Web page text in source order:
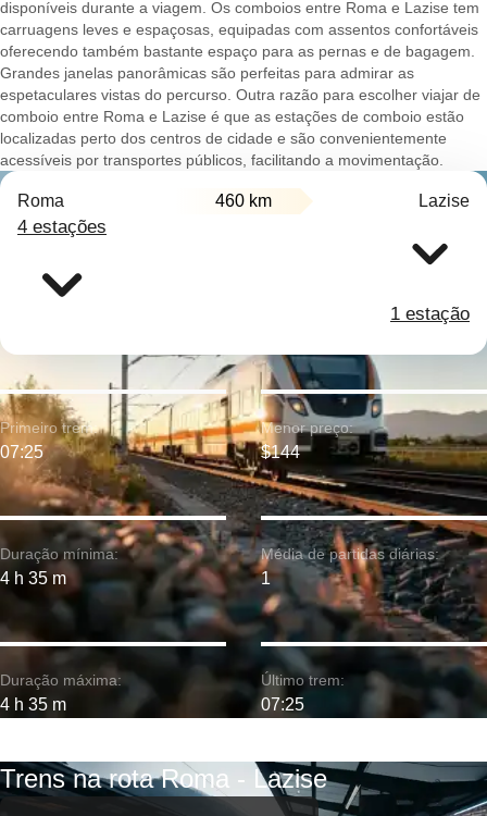
disponíveis durante a viagem. Os comboios entre Roma e Lazise tem
carruagens leves e espaçosas, equipadas com assentos confortáveis
oferecendo também bastante espaço para as pernas e de bagagem.
Grandes janelas panorâmicas são perfeitas para admirar as
espetaculares vistas do percurso. Outra razão para escolher viajar de
comboio entre Roma e Lazise é que as estações de comboio estão
localizadas perto dos centros de cidade e são convenientemente
acessíveis por transportes públicos, facilitando a movimentação.
Roma 460 km Lazise
4 estações
1 estação
Duração mínima:
4 h 35 m
Primeiro trem:
07:25
Duração máxima:
4 h 35 m
Menor preço:
$144
Média de partidas diárias:
1
Último trem:
07:25
Trens na rota Roma - Lazise